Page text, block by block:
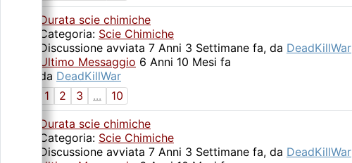
Durata scie chimiche
Categoria: Scie Chimiche
Discussione avviata 7 Anni 3 Settimane fa, da DeadKillWar
Ultimo Messaggio 6 Anni 10 Mesi fa
da DeadKillWar
1
2 3 ...
10
Durata scie chimiche
Categoria: Scie Chimiche
Discussione avviata 7 Anni 3 Settimane fa, da DeadKillWar